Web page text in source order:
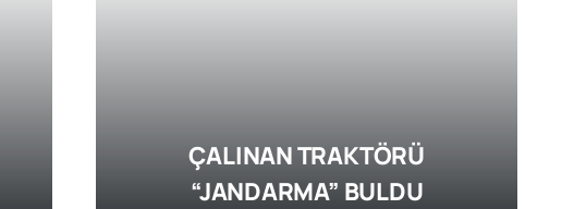
ÇALINAN TRAKTÖRÜ
“JANDARMA” BULDU